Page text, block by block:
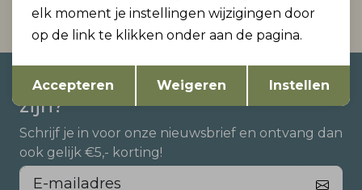
Altijd als eerste op de hoogte
zijn?
Schrijf je in voor onze nieuwsbrief en ontvang dan
ook gelijk €5,- korting!
Terug Opslaan
elk moment je instellingen wijzigingen door
op de link te klikken onder aan de pagina.
Accepteren Weigeren Instellen